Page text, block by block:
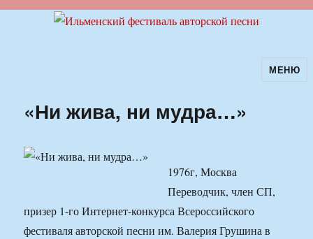
Ильменский фестиваль авторскойМЕНЮ
«Ни жива, ни мудра…»
1976г, Москва
Переводчик, член СП,
призер 1-го Интернет-конкурса Всероссийского
фестиваля авторской песни им. Валерия Грушина в